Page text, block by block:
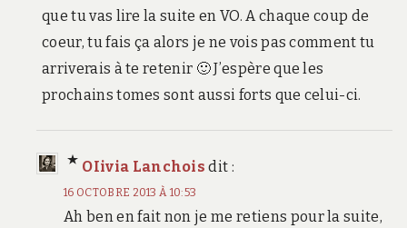
que tu vas lire la suite en VO. A chaque coup de
coeur, tu fais ça alors je ne vois pas comment tu
arriverais à te retenir 🙂 J’espère que les
prochains tomes sont aussi forts que celui-ci.
OIivia Lanchois dit :
16 OCTOBRE 2013 À 10:53
Ah ben en fait non je me retiens pour la suite,